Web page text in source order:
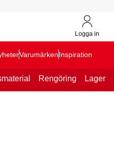
Logga in
VarumärkenInspiration
Rengöring Lager